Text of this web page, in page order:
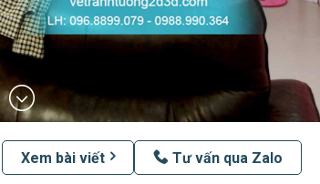
Xem bài viết Tư vấn qua Zalo